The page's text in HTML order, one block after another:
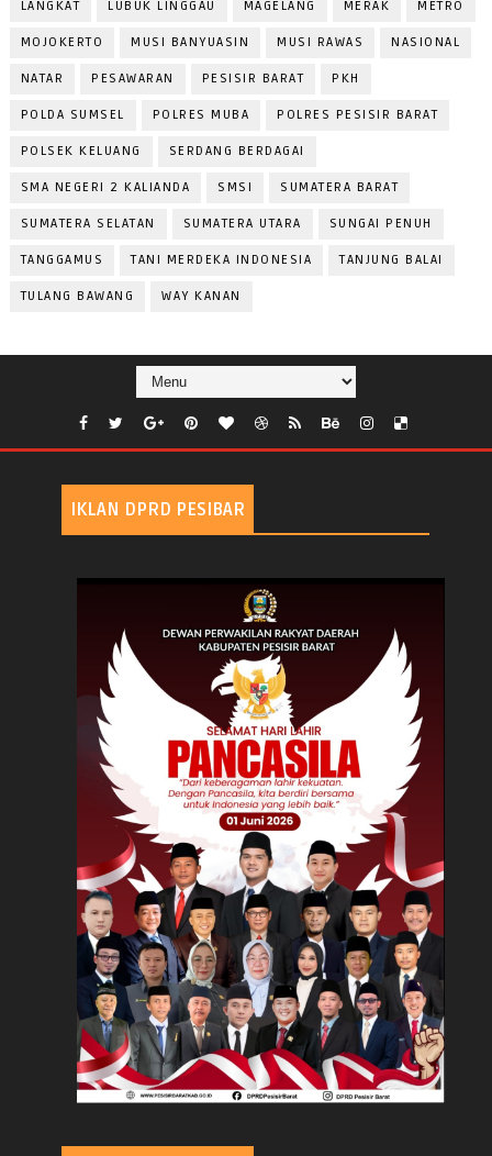
LANGKAT LUBUK LINGGAU MAGELANG MERAK METRO
MOJOKERTO MUSI BANYUASIN MUSI RAWAS NASIONAL
NATAR PESAWARAN PESISIR BARAT PKH
POLDA SUMSEL POLRES MUBA POLRES PESISIR BARAT
POLSEK KELUANG SERDANG BERDAGAI
SMA NEGERI 2 KALIANDA SMSI SUMATERA BARAT
SUMATERA SELATAN SUMATERA UTARA SUNGAI PENUH
TANGGAMUS TANI MERDEKA INDONESIA TANJUNG BALAI
TULANG BAWANG WAY KANAN
IKLAN DPRD PESIBAR